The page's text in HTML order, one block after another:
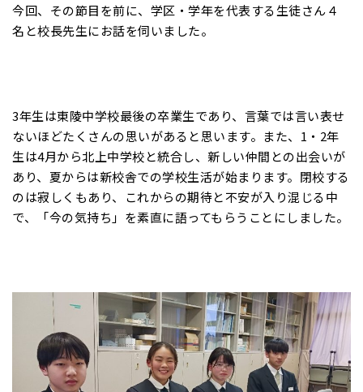
今回、その節目を前に、学区・学年を代表する生徒さん４
名と校長先生にお話を伺いました。
3年生は東陵中学校最後の卒業生であり、言葉では言い表せ
ないほどたくさんの思いがあると思います。また、1・2年
生は4月から北上中学校と統合し、新しい仲間との出会いが
あり、夏からは新校舎での学校生活が始まります。閉校する
のは寂しくもあり、これからの期待と不安が入り混じる中
で、「今の気持ち」を素直に語ってもらうことにしました。